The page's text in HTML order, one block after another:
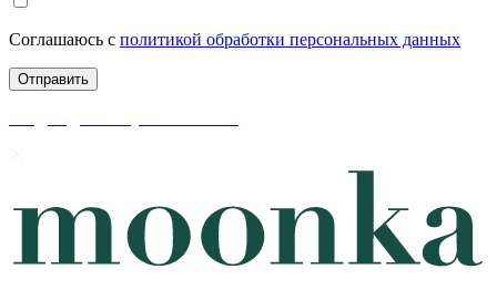
Соглашаюсь с политикой обработки персональных данных